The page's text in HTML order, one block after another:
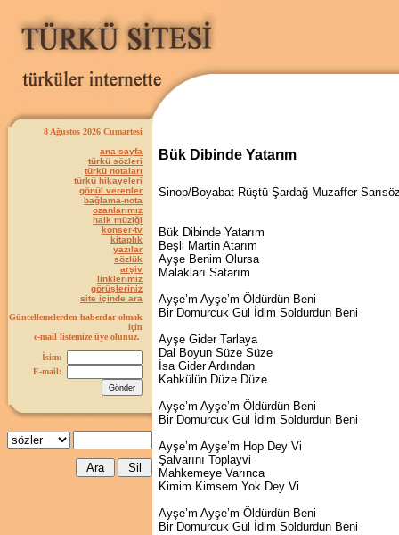
8 Ağustos 2026 Cumartesi
ana sayfa
türkü sözleri
türkü notaları
türkü hikayeleri
gönül verenler
bağlama-nota
ozanlarımız
halk müziği
konser-tv
kitaplık
yazılar
sözlük
arşiv
linklerimiz
görüşleriniz
site içinde ara
Güncellemelerden haberdar olmak
için
e-mail listemize üye olunuz.
İsim:
E-mail:
Bük Dibinde Yatarım
Sinop/Boyabat-Rüştü Şardağ-Muzaffer
Bük Dibinde Yatarım
Beşli Martin Atarım
Ayşe Benim Olursa
Malakları Satarım
Ayşe’m Ayşe’m Öldürdün Beni
Bir Domurcuk Gül İdim Soldurdun Beni
Ayşe Gider Tarlaya
Dal Boyun Süze Süze
İsa Gider Ardından
Kahkülün Düze Düze
Ayşe’m Ayşe’m Öldürdün Beni
Bir Domurcuk Gül İdim Soldurdun Beni
Ayşe’m Ayşe’m Hop Dey Vi
Şalvarını Toplayvi
Mahkemeye Varınca
Kimim Kimsem Yok Dey Vi
Ayşe’m Ayşe’m Öldürdün Beni
Bir Domurcuk Gül İdim Soldurdun Beni